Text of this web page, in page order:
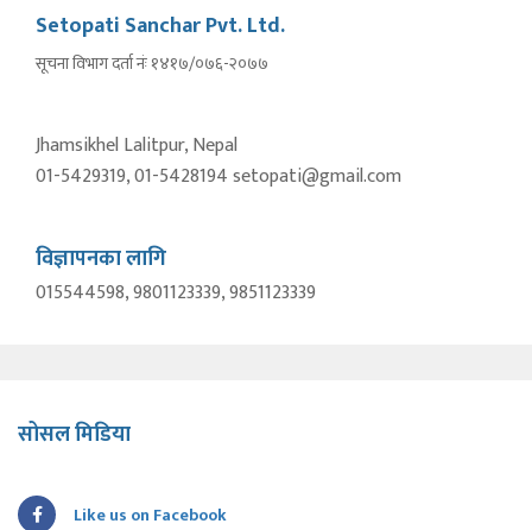
Setopati Sanchar Pvt. Ltd.
सूचना विभाग दर्ता नंः १४१७/०७६-२०७७
Jhamsikhel Lalitpur, Nepal
01-5429319, 01-5428194 setopati@gmail.com
विज्ञापनका लागि
015544598, 9801123339, 9851123339
सोसल मिडिया
Like us on Facebook